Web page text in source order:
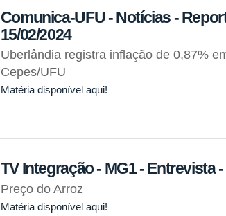
Comunica-UFU - Notícias -
15/02/2024
Uberlândia registra inflação de 0,87%
Cepes/UFU
Matéria disponível aqui!
TV Integração - MG1 - Entrevista -
Preço do Arroz
Matéria disponível aqui!